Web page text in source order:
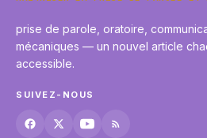
prise de parole, oratoire,
mécaniques — un nouvel article
accessible.
SUIVEZ-NOUS